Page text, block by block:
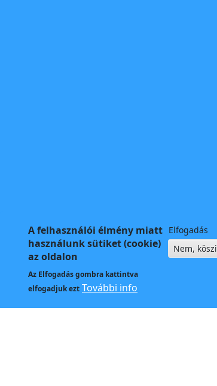
A felhasználói élmény miatt
használunk sütiket (cookie)
az oldalon
Az Elfogadásgombra kattintva
elfogadjuk ezt További info
Elfogadás
Nem, köszi